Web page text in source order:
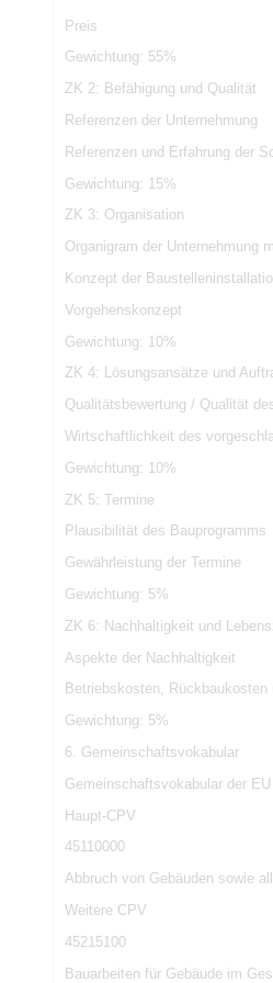
Preis
Gewichtung: 55%
ZK 2: Befähigung und Qualität
Referenzen der Unternehmung
Referenzen und Erfahrung der
Gewichtung: 15%
ZK 3: Organisation
Organigram der Unternehmung
Konzept der
Vorgehenskonzept
Gewichtung: 10%
ZK 4: Lösungsansätze und
Qualitätsbewertung / Qualität
Wirtschaftlichkeit des
Gewichtung: 10%
ZK 5: Termine
Plausibilität des Bauprogramms
Gewährleistung der Termine
Gewichtung: 5%
ZK 6: Nachhaltigkeit und
Aspekte der Nachhaltigkeit
Betriebskosten,
Gewichtung: 5%
6. Gemeinschaftsvokabular
Gemeinschaftsvokabular der
Haupt-CPV
45110000
Abbruch von Gebäuden sowie
Weitere CPV
45215100
Bauarbeiten für Gebäude im